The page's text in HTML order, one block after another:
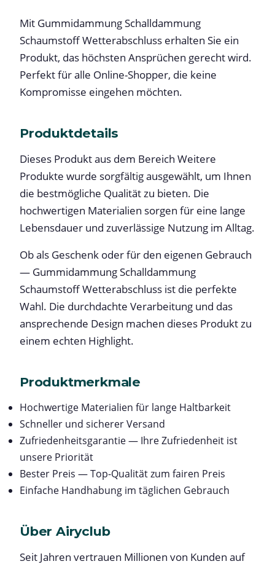
Mit Gummidammung Schalldammung
Schaumstoff Wetterabschluss erhalten Sie ein
Produkt, das höchsten Ansprüchen gerecht wird.
Perfekt für alle Online-Shopper, die keine
Kompromisse eingehen möchten.
Produktdetails
Dieses Produkt aus dem Bereich Weitere
Produkte wurde sorgfältig ausgewählt, um Ihnen
die bestmögliche Qualität zu bieten. Die
hochwertigen Materialien sorgen für eine lange
Lebensdauer und zuverlässige Nutzung im Alltag.
Ob als Geschenk oder für den eigenen Gebrauch
— Gummidammung Schalldammung
Schaumstoff Wetterabschluss ist die perfekte
Wahl. Die durchdachte Verarbeitung und das
ansprechende Design machen dieses Produkt zu
einem echten Highlight.
Produktmerkmale
Hochwertige Materialien für lange Haltbarkeit
Schneller und sicherer Versand
Zufriedenheitsgarantie — Ihre Zufriedenheit ist
unsere Priorität
Bester Preis — Top-Qualität zum fairen Preis
Einfache Handhabung im täglichen Gebrauch
Über Airyclub
Seit Jahren vertrauen Millionen von Kunden auf